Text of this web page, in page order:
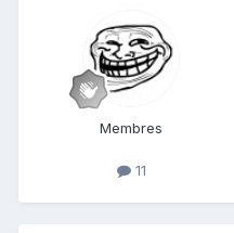
Membres
11